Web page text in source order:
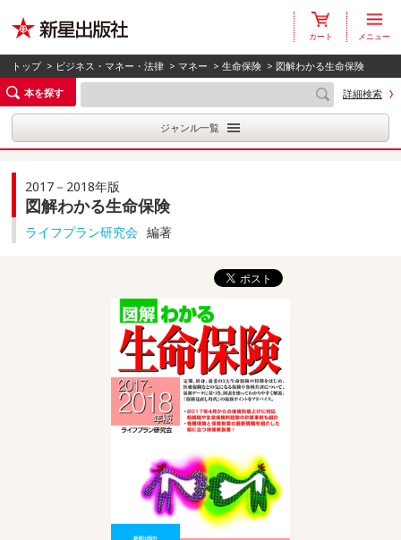
カート メニュー
トップ > ビジネス・マネー・法律 > マネー >生命保険 > 図解わかる生命保険
本を探す
詳細検索
ジャンル一覧
2017－2018年版
図解わかる生命保険
ライフプラン研究会 編著